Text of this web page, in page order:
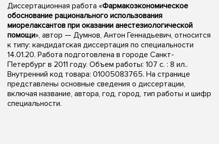
Диссертационная работа «Фармакоэкономическое
обоснование рационального использования
миорелаксантов при оказании анестезиологической
помощи», автор — Думнов, Антон Геннадьевич, относится
к типу: кандидатская диссертация по специальности
14.01.20. Работа подготовлена в городе Санкт-
Петербург в 2011 году. Объем работы: 107 с. : 8 ил..
Внутренний код товара: 01005083765. На странице
представлены основные сведения о диссертации,
включая название, автора, год, город, тип работы и шифр
специальности.